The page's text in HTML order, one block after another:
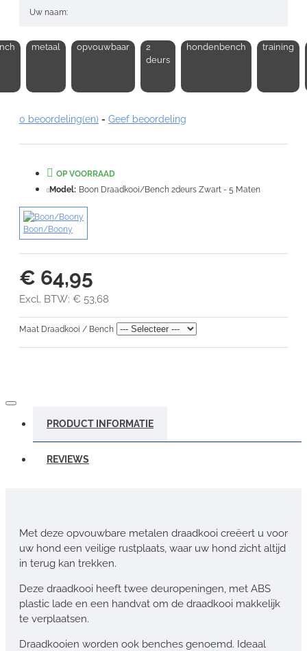
Uw naam:
Note:HTML-code wordt niet vertaald!
Slecht
metaal opvouwbaar
2
deurs
hondenbench training
0 beoordeling(en) - Geef beoordeling
€ 64,95
Excl. BTW: € 53,68
OP VOORRAAD
Model: Boon Draadkooi/Bench 2deurs Zwart - 5 Maten
Boon/Boony
Maat Draadkooi / Bench
PRODUCT INFORMATIE
REVIEWS
Met deze opvouwbare metalen draadkooi creëert u voor
uw hond een veilige rustplaats, waar uw hond zicht altijd
in terug kan trekken.
Deze draadkooi heeft twee deuropeningen, met ABS
plastic lade en een handvat om de draadkooi makkelijk
te verplaatsen.
Draadkooien worden ook benches genoemd. Ideaal